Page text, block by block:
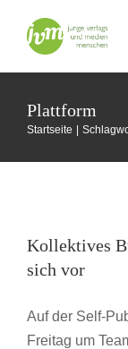
Inhalt
springen
Plattform
Startseite
Kollektives
sich vor
Auf der Self-
Freitag um